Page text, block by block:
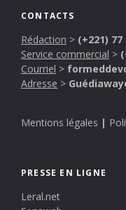
CONTACTS
Rédaction > (+221) 77
Service commercial >
Courriel >
Adresse >
Mentions légales |
PRESSE EN LIGNE
Leral.net